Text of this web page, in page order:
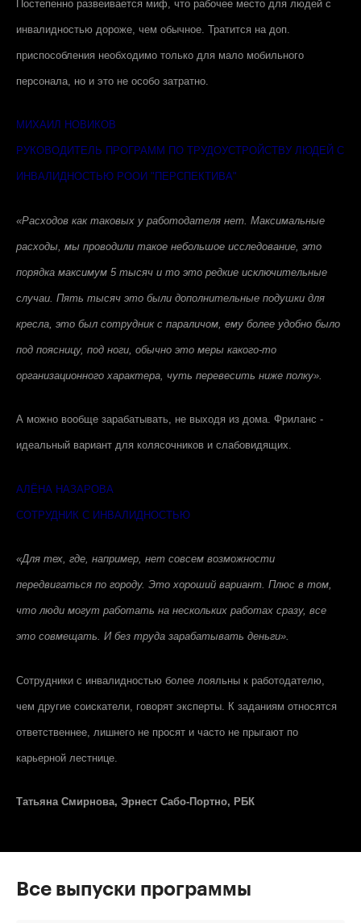
Постепенно развеивается миф, что рабочее место для людей с
инвалидностью дороже, чем обычное. Тратится на доп.
приспособления необходимо только для мало мобильного
персонала, но и это не особо затратно.
МИХАИЛ НОВИКОВ
РУКОВОДИТЕЛЬ ПРОГРАММ ПО ТРУДОУСТРОЙСТВУ ЛЮДЕЙ С
ИНВАЛИДНОСТЬЮ РООИ "ПЕРСПЕКТИВА"
«Расходов как таковых у работодателя нет. Максимальные
расходы, мы проводили такое небольшое исследование, это
порядка максимум 5 тысяч и то это редкие исключительные
случаи. Пять тысяч это были дополнительные подушки для
кресла, это был сотрудник с параличом, ему более удобно было
под поясницу, под ноги, обычно это меры какого-то
организационного характера, чуть перевесить ниже полку».
А можно вообще зарабатывать, не выходя из дома. Фриланс -
идеальный вариант для колясочников и слабовидящих.
АЛЁНА НАЗАРОВА
СОТРУДНИК С ИНВАЛИДНОСТЬЮ
«Для тех, где, например, нет совсем возможности
передвигаться по городу. Это хороший вариант. Плюс в том,
что люди могут работать на нескольких работах сразу, все
это совмещать. И без труда зарабатывать деньги».
Сотрудники с инвалидностью более лояльны к работодателю,
чем другие соискатели, говорят эксперты. К заданиям относятся
ответственнее, лишнего не просят и часто не прыгают по
карьерной лестнице.
Татьяна Смирнова, Эрнест Сабо-Портно, РБК
Все выпуски программы